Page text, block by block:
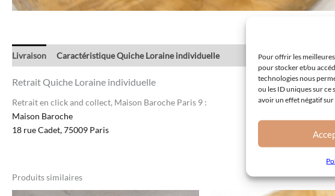
Pour offrir les
pour stocker et/ou
technologies nous
ou les ID uniques sur ce
avoir un effet négatif
Livraison Caractéristique Quiche Loraine individuelle
Retrait Quiche Loraine individuelle
Retrait en click and collect, Maison Baroche Paris 9 :
Maison Baroche
18 rue Cadet, 75009 Paris
Produits similaires